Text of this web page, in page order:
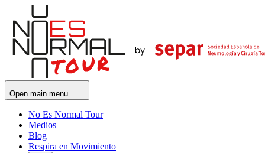
Open main menu
No Es Normal Tour
Medios
Blog
Respira en Movimiento